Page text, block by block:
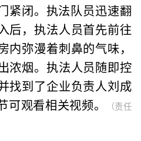
紧闭。执法队员迅速翻
后，执法人员首先前往
弥漫着刺鼻的气味，
浓烟。执法人员随即控
找到了企业负责人刘成
观看相关视频。
（责任